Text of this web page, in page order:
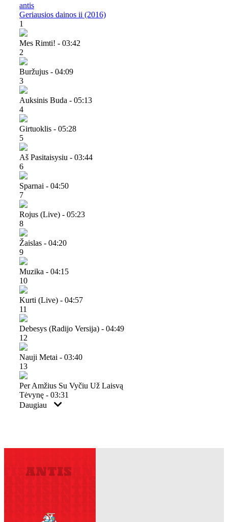
antis
Geriausios dainos ii (2016)
1
Mes Rimti! - 03:42
2
Buržujus - 04:09
3
Auksinis Buda - 05:13
4
Girtuoklis - 05:28
5
Aš Pasitaisysiu - 03:44
6
Sparnai - 04:50
7
Rojus (live) - 05:23
8
Žaislas - 04:20
9
Muzika - 04:15
10
Kurti (live) - 04:57
11
Debesys (radijo Versija) - 04:49
12
Nauji Metai - 03:40
13
Per Amžius Su Vyčiu Už Laisvą
Tėvynę - 03:31
Daugiau